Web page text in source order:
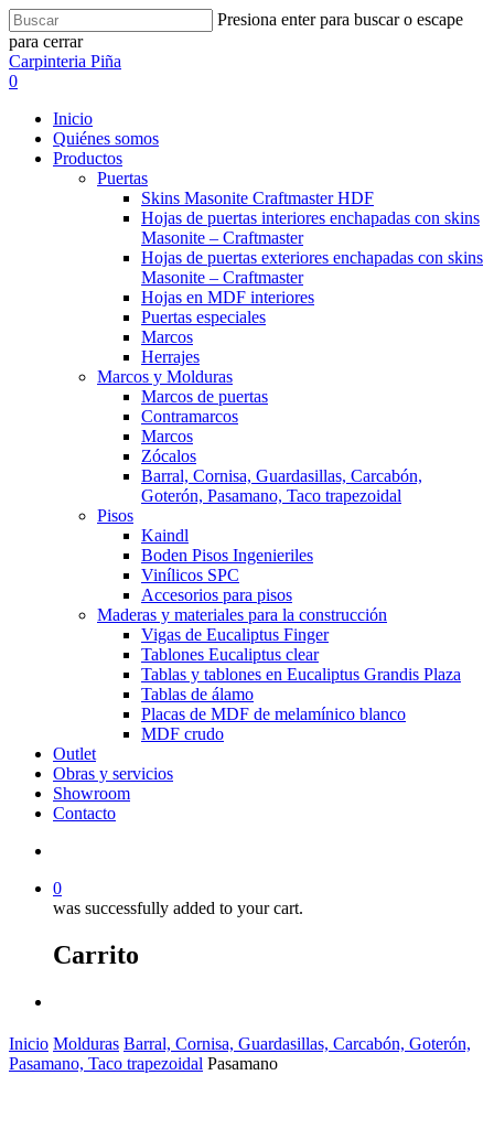
Presiona enter para buscar o escape
para cerrar
Carpinteria Piña
0
Inicio
Quiénes somos
Productos
Puertas
Skins Masonite Craftmaster HDF
Hojas de puertas interiores enchapadas con skins
Masonite – Craftmaster
Hojas de puertas exteriores enchapadas con skins
Masonite – Craftmaster
Hojas en MDF interiores
Puertas especiales
Marcos
Herrajes
Marcos y Molduras
Marcos de puertas
Contramarcos
Marcos
Zócalos
Barral, Cornisa, Guardasillas, Carcabón,
Goterón, Pasamano, Taco trapezoidal
Pisos
Kaindl
Boden Pisos Ingenieriles
Vinílicos SPC
Accesorios para pisos
Maderas y materiales para la construcción
Vigas de Eucaliptus Finger
Tablones Eucaliptus clear
Tablas y tablones en Eucaliptus Grandis Plaza
Tablas de álamo
Placas de MDF de melamínico blanco
MDF crudo
Outlet
Obras y servicios
Showroom
Contacto
0
was successfully added to your cart.
Carrito
Inicio Molduras Barral, Cornisa, Guardasillas, Carcabón, Goterón,
Pasamano, Taco trapezoidal Pasamano